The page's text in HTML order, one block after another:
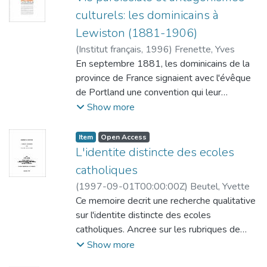
où la relation famille-individu devient
inversée, les stratégies visant désormais le
bien-être de l'individu. Toutefois, la famille
continue d'être l'agent de socialisation de
base, une fonction qui inclut parfois la
transmission de l'ethnicité franco-
américaine.
culturels: les dominicains à
Lewiston (1881-1906)
(Institut français, 1996) Frenette, Yves
En septembre 1881, les dominicains de la
province de France signaient avec l'évêque
de Portland une convention qui leur
accordait à perpétuité la paroisse Saint-
tôt et, jusqu'alors, sous le pastorat de
Pierre Hévey, un prêtre séculier originaire de
Saint-Hyacinthe. Hévey avait assis la jeune
paroisse sur des fondations solides, en
bâtissant une église, en instituant des
confréries et des sociétés nationales et en
mettant sur pied une école paroissiale.
Mais, dix ans après son arrivée, le curé
Hévey sentait le besoin de partir. La
Show more
Item type:
Item, Access status:
Open Access
L'identite distincte des ecoles
catholiques
(1997-09-01T00:00:00Z) Beutel, Yvette
Ce memoire decrit une recherche qualitative
sur l'identite distincte des ecoles
catholiques. Ancree sur les rubriques de
l'enquete naturaliste de Guba et Lincoln
Show more